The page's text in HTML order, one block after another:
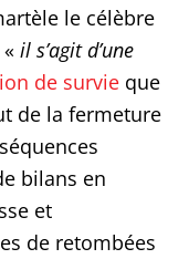
le célèbre
«il s’agit d’une
de survie que
de la fermeture
bilans en
et
de retombées